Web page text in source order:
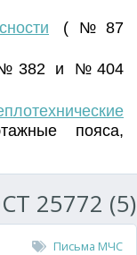
(№87
и №404
пояса,
25772 (5)
Письма МЧС